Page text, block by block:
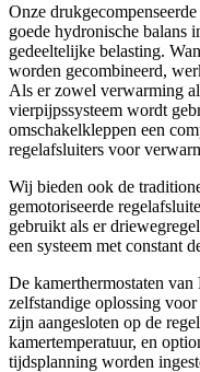
Onze
goede hydronische balans
gedeeltelijke belasting.
worden gecombineerd,
Als er zowel verwarming
vierpijpssysteem wordt
omschakelkleppen een
regelafsluiters voor
Wij bieden ook de
gemotoriseerde
gebruikt als er
een systeem met constant
De kamerthermostaten
zelfstandige oplossing
zijn aangesloten op de
kamertemperatuur, en
tijdsplanning worden